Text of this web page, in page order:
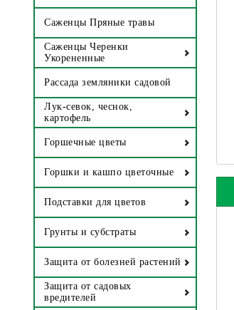
Саженцы Пряные травы
Саженцы Черенки
Укорененные
Рассада земляники садовой
Лук-севок, чеснок,
картофель
Горшечные цветы
Горшки и кашпо цветочные
Подставки для цветов
Грунты и субстраты
Защита от болезней растений
Защита от садовых
вредителей